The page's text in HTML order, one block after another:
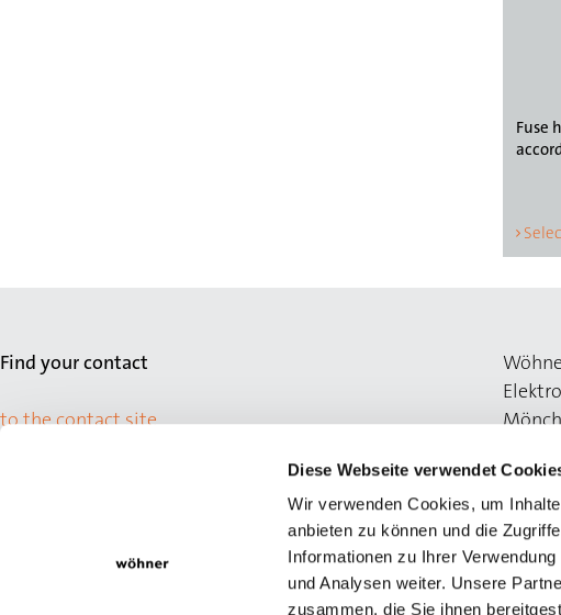
Diese Webseite verwendet
Wir verwenden Cookies, um
anbieten zu können und die
Informationen zu Ihrer
und Analysen weiter. Unsere
zusammen, die Sie ihnen
Fuse
Find your contact
to the contact site